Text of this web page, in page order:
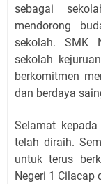
sebagai
mendorong
sekolah. SMK
sekolah
berkomitmen
dan berdaya
Selamat kepada
telah diraih.
untuk terus
Negeri 1 Cilacap